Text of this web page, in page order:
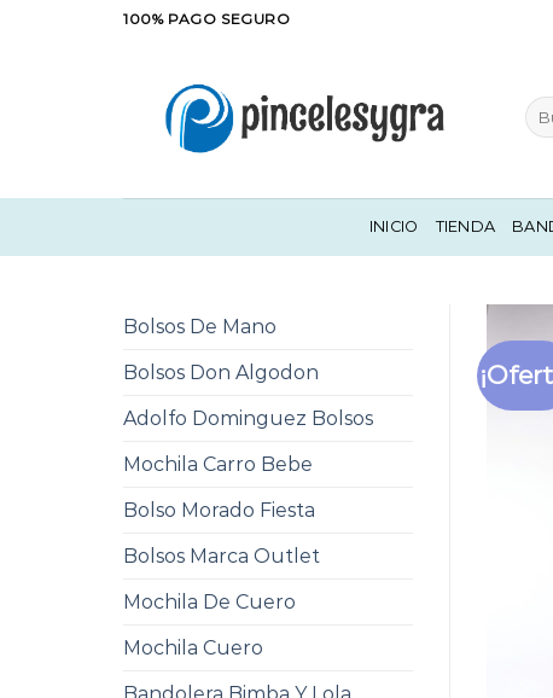
100% PAGO SEGURO
por:
INICIO TIENDA
Bolsos De Mano
Bolsos Don Algodon
Adolfo Dominguez Bolsos
Mochila Carro Bebe
Bolso Morado Fiesta
Bolsos Marca Outlet
Mochila De Cuero
Mochila Cuero